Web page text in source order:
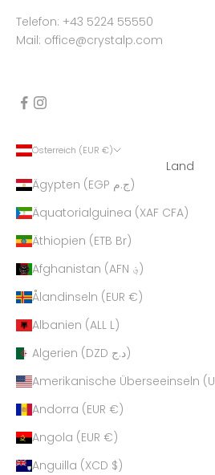
Telefon: +43 5224 55550
Mail: office@crystalp.com
Österreich (EUR €)
Land
Ägypten (EGP ج.م)
Äquatorialguinea (XAF CFA)
Äthiopien (ETB Br)
Afghanistan (AFN ؋)
Ålandinseln (EUR €)
Albanien (ALL L)
Algerien (DZD د.ج)
Amerikanische Überseeinseln
Andorra (EUR €)
Angola (EUR €)
Anguilla (XCD $)